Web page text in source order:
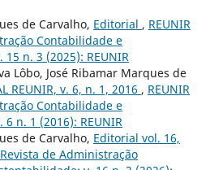
de Carvalho, Editorial , REUNIR
Contabilidade e
n. 3 (2025): REUNIR
Lôbo, José Ribamar Marques de
REUNIR, v. 6, n. 1, 2016 , REUNIR
Contabilidade e
n. 1 (2016): REUNIR
de Carvalho, Editorial vol. 16,
Revista de Administração